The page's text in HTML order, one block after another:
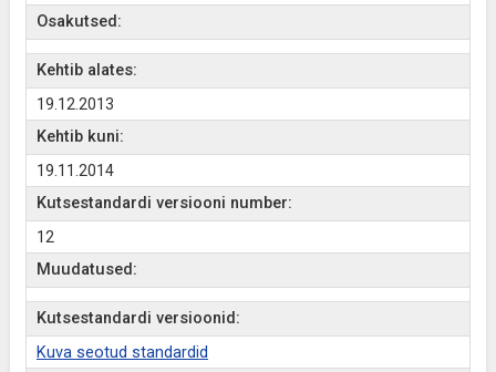
Osakutsed:
Kehtib alates:
19.12.2013
Kehtib kuni:
19.11.2014
Kutsestandardi versiooni number:
12
Muudatused:
Kutsestandardi versioonid:
Kuva seotud standardid